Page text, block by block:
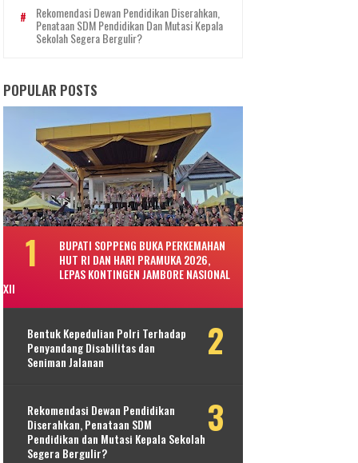
Rekomendasi Dewan Pendidikan Diserahkan,
Penataan SDM Pendidikan Dan Mutasi Kepala
Sekolah Segera Bergulir?
POPULAR POSTS
BUPATI SOPPENG BUKA PERKEMAHAN
HUT RI DAN HARI PRAMUKA 2026,
LEPAS KONTINGEN JAMBORE NASIONAL
XII
Bentuk Kepedulian Polri Terhadap
Penyandang Disabilitas dan
Seniman Jalanan
Rekomendasi Dewan Pendidikan
Diserahkan, Penataan SDM
Pendidikan dan Mutasi Kepala Sekolah
Segera Bergulir?